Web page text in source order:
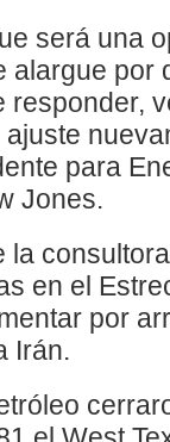
será una
alargue por
para
Jones.
la
en el
por
Irán.